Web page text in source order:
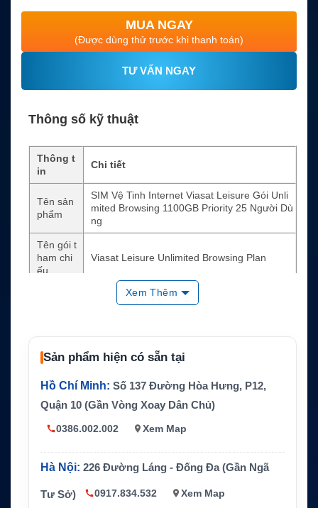
MUA NGAY
(Được dùng thử trước khi thanh toán)
TƯ VẤN NGAY
Thông số kỹ thuật
Thông t
in
Chi tiết
Tên sản
phẩm
SIM Vệ Tinh Internet Viasat Leisure Gói Unli
mited Browsing 1100GB Priority 25 Người Dù
ng
Tên gói t
ham chi
ếu
Viasat Leisure Unlimited Browsing Plan
VS-LS-UNL-1100
Dữ liệu
1100GB
Số ngườ
i dùng tố
25 người
ao gồm
hanh toá
Hàng tháng
Xem Thêm
Sản phẩm hiện có sẵn tại
Hồ Chí Minh: Số 137 Đường Hòa Hưng, P12,
Quận 10 (Gần Vòng Xoay Dân Chủ)
0386.002.002 Xem Map
Hà Nội: 226 Đường Láng - Đống Đa (Gần Ngã
Tư Sở) 0917.834.532 Xem Map